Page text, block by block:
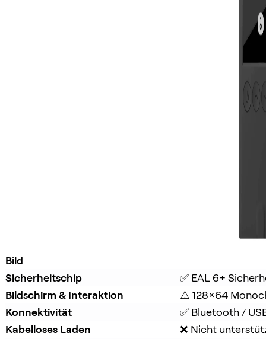
Bild
Sicherheitschip
✅ EAL 6+
Bildschirm & Interaktion
⚠️ 128×64
Konnektivität
✅ Bluetooth /
Kabelloses Laden
❌ Nicht